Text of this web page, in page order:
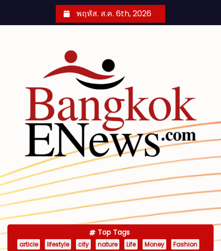
พฤหัส. ส.ค. 6th, 2026
Top Tags
article lifestyle city nature Life Money Fashion